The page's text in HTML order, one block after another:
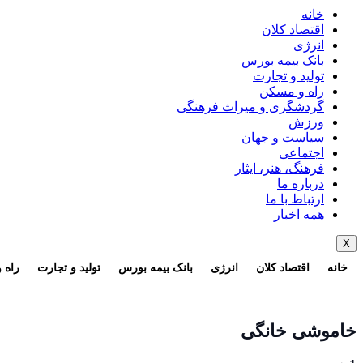
خانه
اقتصاد کلان
انرژی
بانک بیمه بورس
تولید و تجارت
راه و مسکن
گردشگری و میراث فرهنگی
ورزش
سیاست و جهان
اجتماعی
فرهنگ، هنر، ایثار
درباره ما
ارتباط با ما
همه اخبار
X
خانه اقتصاد کلان انرژی بانک بیمه بورس تولید و تجارت
خاموشی خانگی